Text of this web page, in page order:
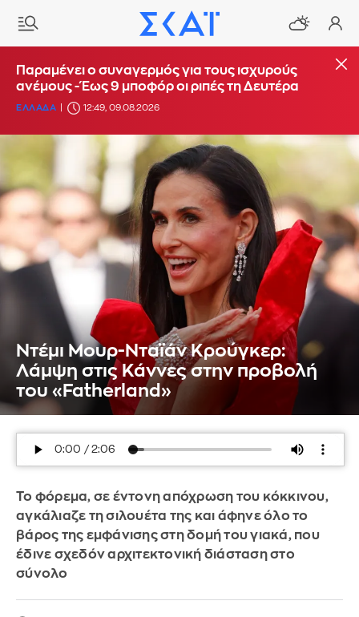
Παραμένει ο συναγερμός για τους ισχυρούς
ανέμους - Έως 9 μποφόρ οι ριπές τη Δευτέρα
ΕΛΛΑΔΑ 12:49, 09.08.2026
Ντέμι Μουρ-Νταϊάν Κρούγκερ:
Λάμψη στις Κάννες στην προβολή
του «Fatherland»
Το φόρεμα, σε έντονη απόχρωση του κόκκινου,
αγκάλιαζε τη σιλουέτα της και άφηνε όλο το
βάρος της εμφάνισης στη δομή του γιακά, που
έδινε σχεδόν αρχιτεκτονική διάσταση στο
σύνολο